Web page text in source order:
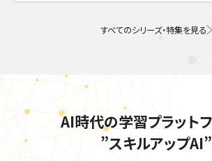
すべてのシリーズ・特集を見る
AI時代の学習プラット
”スキルアップAI”